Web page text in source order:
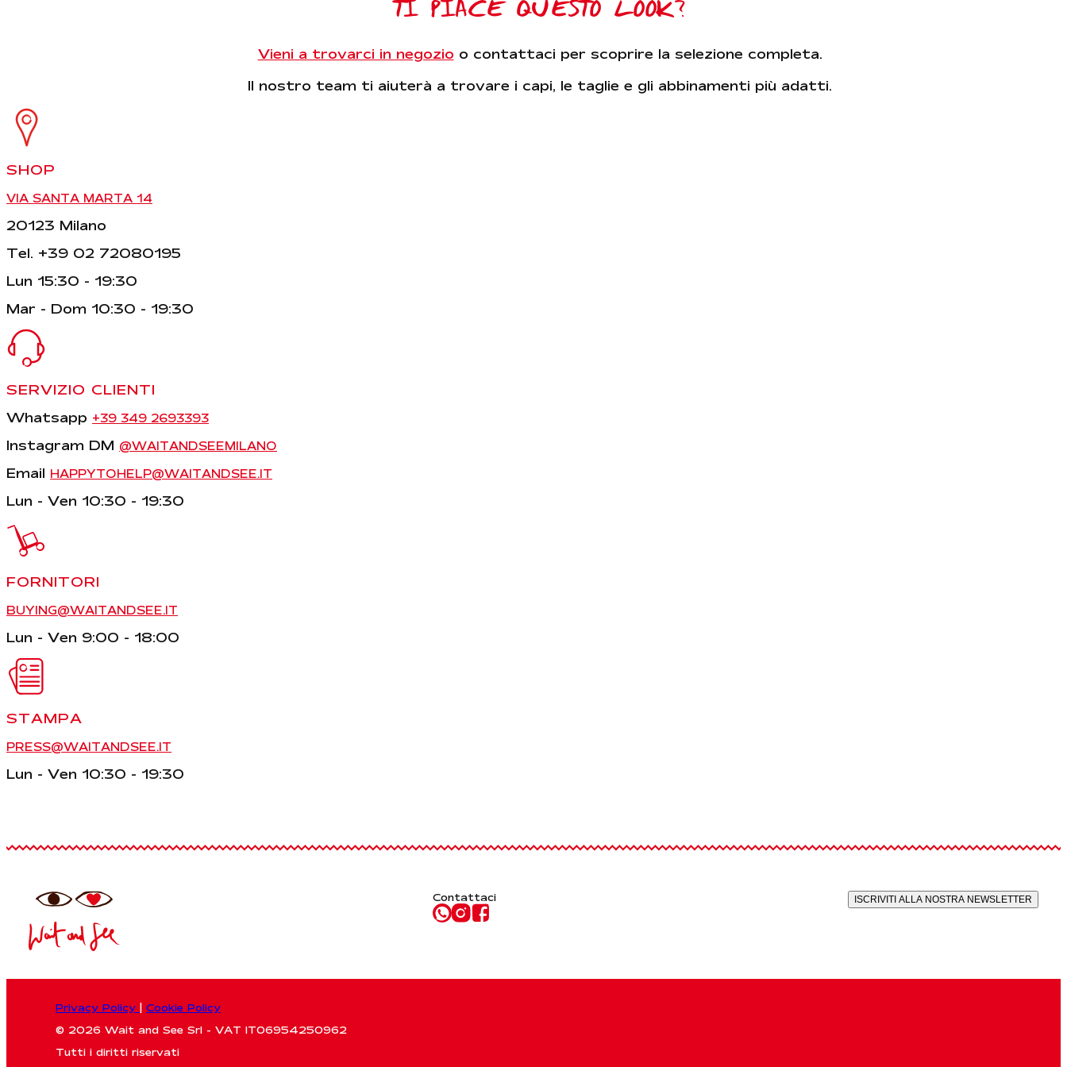
TI PIACE QUESTO LOOK?
Vieni a trovarci in negozio o contattaci per scoprire la selezione completa.
Il nostro team ti aiuterà a trovare i capi, le taglie e gli abbinamenti più adatti.
SHOP
VIA SANTA MARTA 14
20123 Milano
Tel. +39 02 72080195
Lun 15:30 - 19:30
Mar - Dom 10:30 - 19:30
SERVIZIO CLIENTI
Whatsapp +39 349 2693393
Instagram DM @WAITANDSEEMILANO
Email HAPPYTOHELP@WAITANDSEE.IT
Lun - Ven 10:30 - 19:30
FORNITORI
BUYING@WAITANDSEE.IT
Lun - Ven 9:00 - 18:00
STAMPA
PRESS@WAITANDSEE.IT
Lun - Ven 10:30 - 19:30
Contattaci ISCRIVITI ALLA NOSTRA NEWSLETTER
Privacy Policy
Cookie Policy
© 2026 Wait and See Srl - VAT IT06954250962
Tutti i diritti riservati